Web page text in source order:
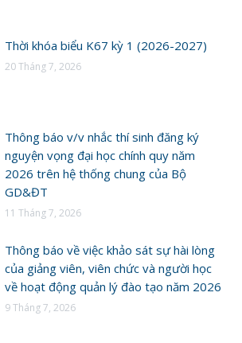
Thời khóa biểu K67 kỳ 1 (2026-2027)
20 Tháng 7, 2026
Thông báo v/v nhắc thí sinh đăng ký
nguyện vọng đại học chính quy năm
2026 trên hệ thống chung của Bộ
GD&ĐT
11 Tháng 7, 2026
Thông báo về việc khảo sát sự hài lòng
của giảng viên, viên chức và người học
về hoạt động quản lý đào tạo năm 2026
9 Tháng 7, 2026